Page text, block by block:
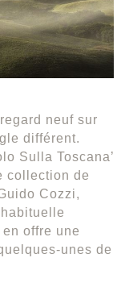
neuf sur
différent.
Sulla Toscana’
collection de
Cozzi,
offre une
unes de